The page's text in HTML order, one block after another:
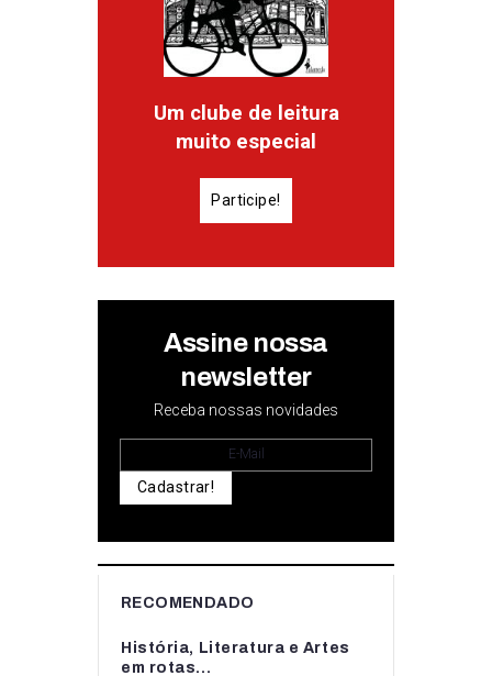
Um clube de leitura
muito especial
Participe!
Assine nossa
newsletter
Receba nossas novidades
Cadastrar!
RECOMENDADO
História, Literatura e Artes
em rotas...